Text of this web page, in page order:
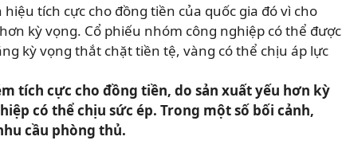
tích cực cho đồng tiền của quốc gia đó vì cho
kỳ vọng. Cổ phiếu nhóm công nghiệp có thể được
kỳ vọng thắt chặt tiền tệ, vàng có thể chịu áp lực
tích cực cho đồng tiền, do sản xuất yếu hơn kỳ
có thể chịu sức ép. Trong một số bối cảnh,
cầu phòng thủ.